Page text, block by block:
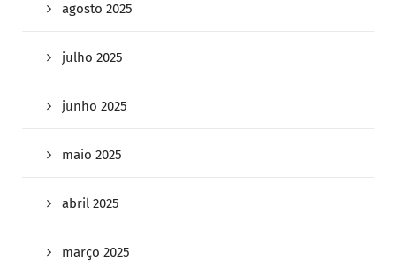
agosto 2025
julho 2025
junho 2025
maio 2025
abril 2025
março 2025